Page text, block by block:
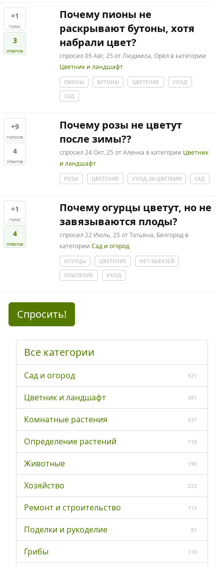
+1
голос
3
ответов
Почему пионы не
раскрывают бутоны, хотя
набрали цвет?
спросил 05 Авг, 25 отЛюдмила, Орёл в категории
Цветник и ландшафт
ПИОНЫ БУТОНЫ ЦВЕТЕНИЕ
УХОД
САД
+9
голосов
4
ответов
Почему розы не цветут
после зимы??
спросил 24 Окт, 25 отАлёнка в категории Цветник
и ландшафт
РОЗЫ ЦВЕТЕНИЕ УХОД-ЗА-ЦВЕТАМИ САД
+1
голос
4
ответов
Почему огурцы цветут, но не
завязываются плоды?
спросил 22 Июль, 25 отТатьяна, Белгород в
категории Сад и огород
ОГУРЦЫ ЦВЕТЕНИЕ
НЕТ-ЗАВЯЗЕЙ
ОПЫЛЕНИЕ
УХОД
Спросить!
Все категории
Сад и огород 921
Цветник и ландшафт 391
Комнатные растения 537
Определение растений 118
Животные 190
Хозяйство 222
Ремонт и строительство 113
Поделки и рукоделие 81
Грибы 110